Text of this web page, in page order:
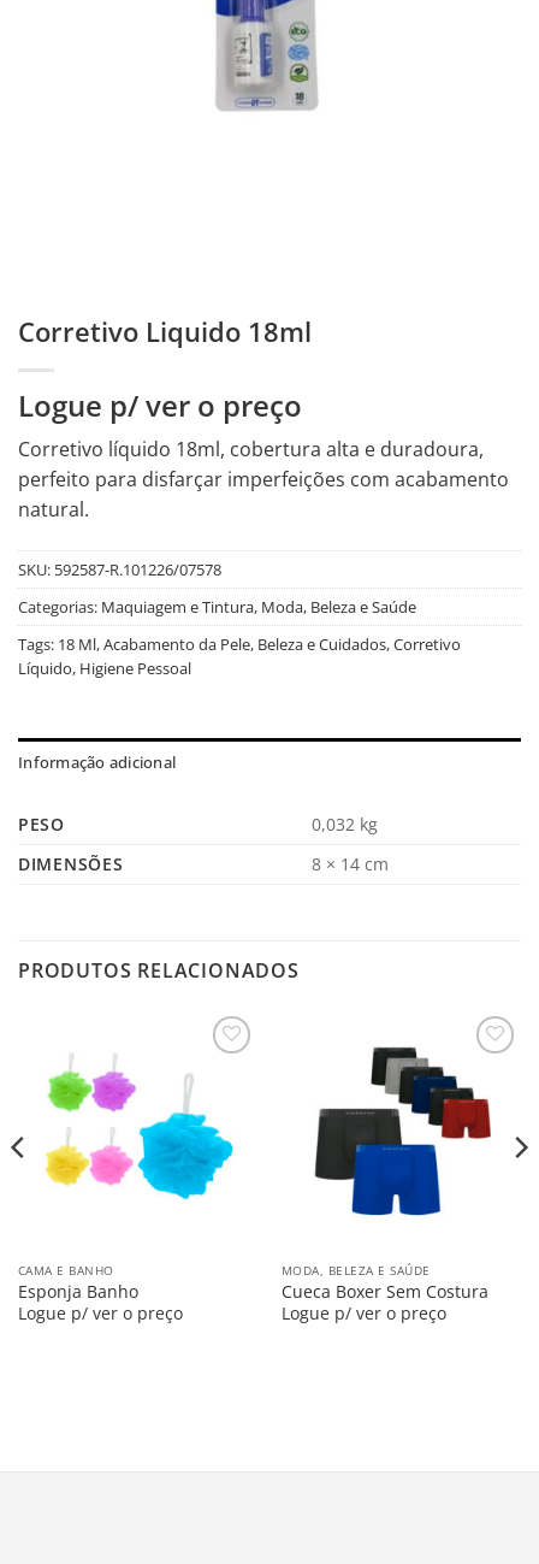
Corretivo Liquido 18ml
Logue p/ ver o preço
Corretivo líquido 18ml, cobertura alta e duradoura,
perfeito para disfarçar imperfeições com acabamento
natural.
SKU: 592587-R.101226/07578
Categorias: Maquiagem e Tintura, Moda, Beleza e Saúde
Tags: 18 Ml,Acabamento da Pele, Beleza e Cuidados,Corretivo
Líquido, Higiene Pessoal
Informação adicional
PESO
0,032 kg
DIMENSÕES
8 × 14 cm
PRODUTOS RELACIONADOS
CAMA E BANHO
Esponja Banho
Logue p/ ver o preço
Lista
MODA, BELEZA E SAÚDE
Cueca Boxer Sem Costura
Logue p/ ver o preço